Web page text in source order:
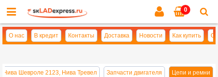
0
О нас В кредит Контакты Доставка Новости Как купить
Нива Шевроле 2123, Нива Тревел Запчасти двигателя Цепи и ремни